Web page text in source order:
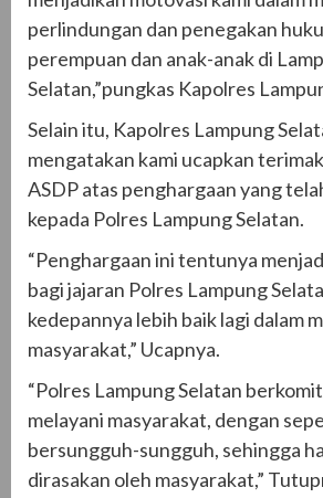
perlindungan dan penegakan
perempuan dan anak-anak di
Selatan,”pungkas Kapolres
Selain itu, Kapolres Lampung
mengatakan kami ucapkan
ASDP atas penghargaan yang
kepada Polres Lampung Selatan.
“Penghargaan ini tentunya
bagi jajaran Polres Lampung
kedepannya lebih baik lagi dalam
masyarakat,” Ucapnya.
“Polres Lampung Selatan
melayani masyarakat, dengan
bersungguh-sungguh, sehingga
dirasakan oleh masyarakat,”